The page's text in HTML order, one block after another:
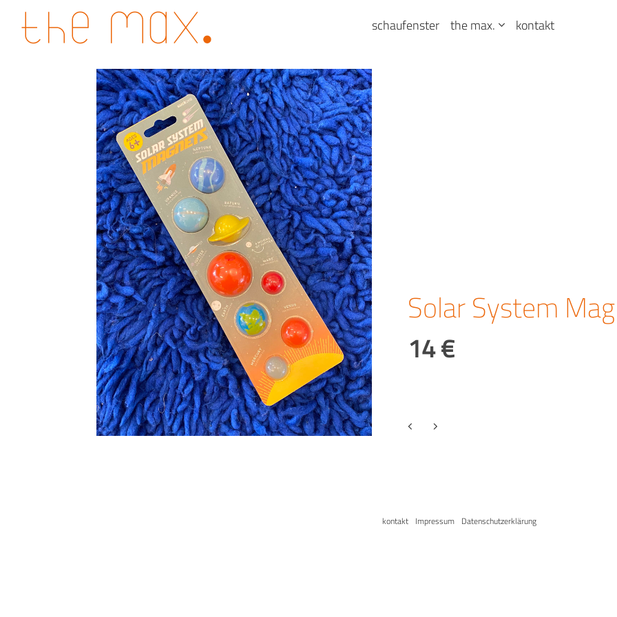
Solar System
14 €
kontakt Impressum Datenschutzerklärung
schaufenster the max. kontakt